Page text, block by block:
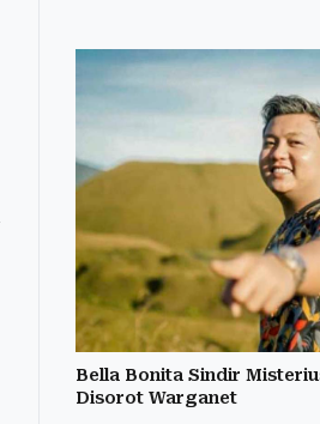
Bella Bonita Sindir
Disorot Warganet